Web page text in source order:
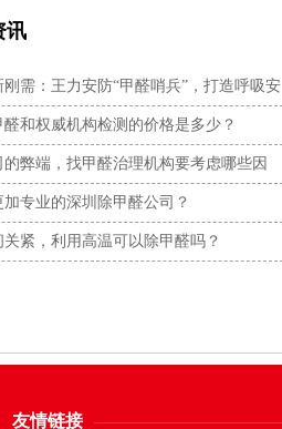
讯
需：王力安防“甲醛哨兵”，打造呼吸安
和权威机构检测的价格是多少？
的弊端，找甲醛治理机构要考虑哪些因
专业的深圳除甲醛公司？
关紧，利用高温可以除甲醛吗？
友情链接